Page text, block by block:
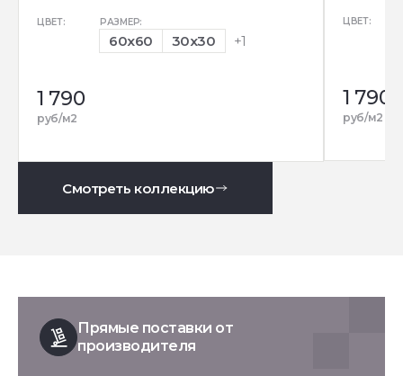
ЦВЕТ: РАЗМЕР:
60x60 30x30 +1
1 790
руб/м2
ЦВЕТ:
1 790
руб/м2
Смотреть коллекцию
Прямые поставки от
производителя